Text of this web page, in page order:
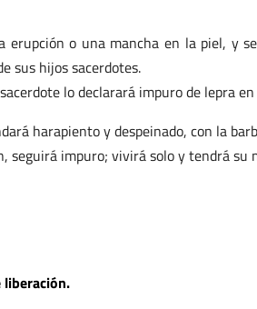
o una mancha en la piel, y
sus hijos sacerdotes.
lo declarará impuro de lepra en
harapiento y despeinado, con la
seguirá impuro; vivirá solo y tendrá su
liberación.